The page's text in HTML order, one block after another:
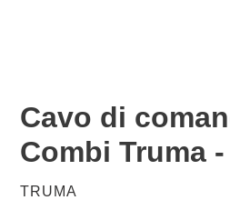
Cavo di
Combi Truma
VENDITORE
TRUMA